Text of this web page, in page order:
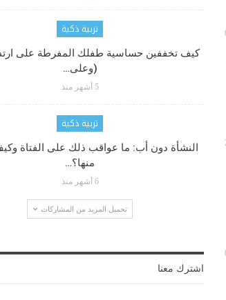
تربية ذكية
كيف تخففين حساسية طفلك المفرطة على
(وعلى…
5 أشهر منذ
تربية ذكية
النشأة دون أب: ما عواقب ذلك على الفتاة
منها؟…
6 أشهر منذ
تحميل المزيد من المشاركات
اشترك معنا